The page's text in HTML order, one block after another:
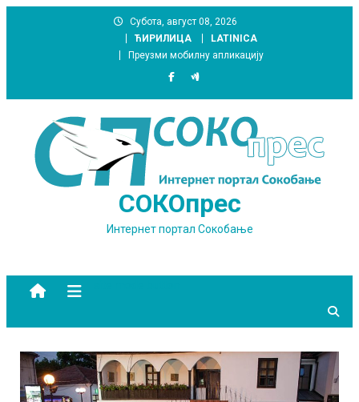
Субота, август 08, 2026
ЋИРИЛИЦА
LATINICA
Преузми мобилну апликацију
СОКОпрес
Интернет портал Сокобање